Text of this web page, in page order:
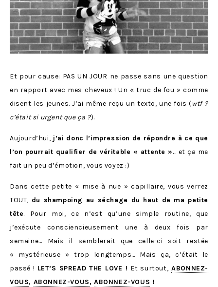
Et pour cause: PAS UN JOUR ne passe sans une question
en rapport avec mes cheveux ! Un « truc de fou » comme
disent les jeunes. J’ai même reçu un texto, une fois (wtf ?
c’était si urgent que ça ?).
Aujourd’hui, j’ai donc l’impression de répondre à ce que
l’on pourrait qualifier de véritable « attente »… et ça me
fait un peu d’émotion, vous voyez :)
Dans cette petite « mise à nue » capillaire, vous verrez
TOUT, du shampoing au séchage du haut de ma petite
tête. Pour moi, ce n’est qu’une simple routine, que
j’exécute consciencieusement une à deux fois par
semaine… Mais il semblerait que celle-ci soit restée
« mystérieuse » trop longtemps… Mais ça, c’était le
passé ! LET’S SPREAD THE LOVE ! Et surtout, ABONNEZ-
VOUS, ABONNEZ-VOUS,ABONNEZ-VOUS !